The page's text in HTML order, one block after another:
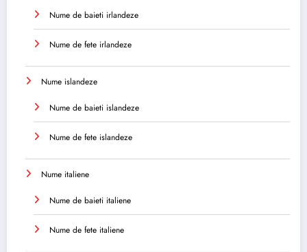
Nume de baieti irlandeze
Nume de fete irlandeze
Nume islandeze
Nume de baieti islandeze
Nume de fete islandeze
Nume italiene
Nume de baieti italiene
Nume de fete italiene